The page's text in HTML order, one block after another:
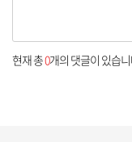
현재 총0개의 댓글이 있습니